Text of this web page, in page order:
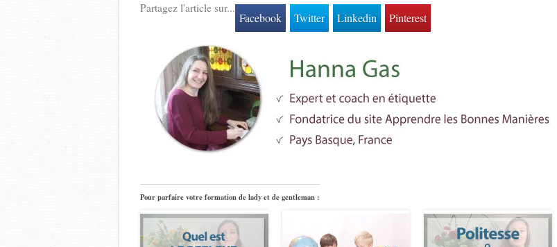
Partagez l'article sur...
Facebook Twitter Linkedin Pinterest
Pour parfaire votre formation de lady et de gentleman :